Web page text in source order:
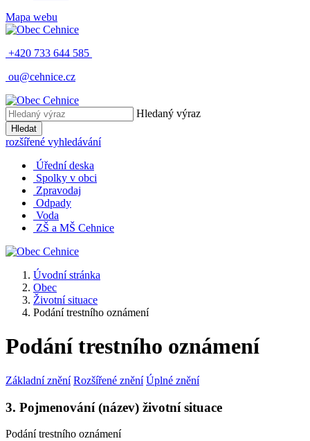
Mapa webu
+420 733 644 585
ou@cehnice.cz
Hledaný výraz
Hledat
rozšířené vyhledávání
Úřední deska
Spolky v obci
Zpravodaj
Odpady
Voda
ZŠ a MŠ Cehnice
Úvodní stránka
Obec
Životní situace
Podání trestního oznámení
Podání trestního oznámení
Základní znění Rozšířené znění Úplné znění
3. Pojmenování (název) životní situace
Podání trestního oznámení